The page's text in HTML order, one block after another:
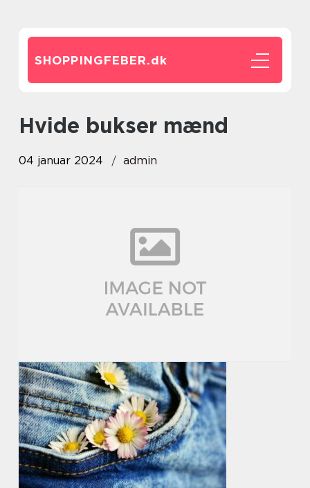
SHOPPINGFEBER.dk
hvide bukser mænd
04 januar 2024 admin